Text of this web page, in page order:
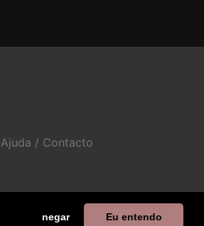
negar Eu entendo
Ajuda / Contacto